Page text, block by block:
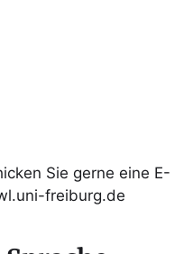
Sie gerne eine E-
freiburg.de